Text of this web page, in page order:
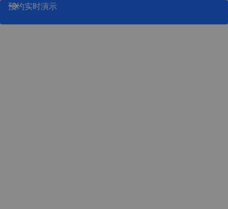
预约实时演示